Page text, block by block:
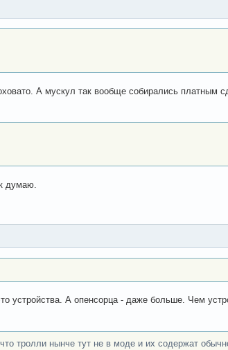
А мускул так вообще собирались платным
думаю.
устройства. А опенсорца - даже больше. Чем
тролли нынче тут не в моде и их содержат